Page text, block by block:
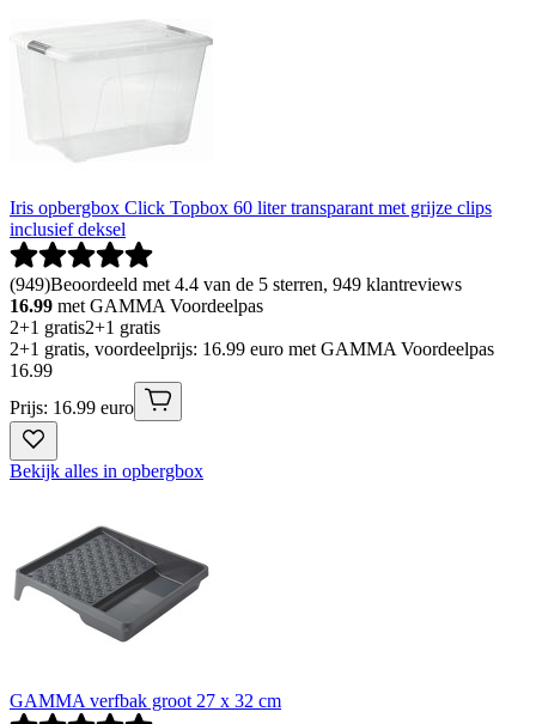
Iris opbergbox Click Topbox 60 liter transparant met grijze clips
inclusief deksel
(949)Beoordeeld met 4.4 van de 5 sterren, 949 klantreviews
16.99 met GAMMA Voordeelpas
2+1 gratis2+1 gratis
2+1 gratis, voordeelprijs: 16.99 euro met GAMMA Voordeelpas
16.99
Prijs: 16.99 euro
Bekijk alles in opbergbox
GAMMA verfbak groot 27 x 32 cm